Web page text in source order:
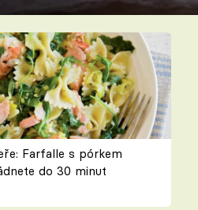
Farfalle s pórkem
do 30 minut